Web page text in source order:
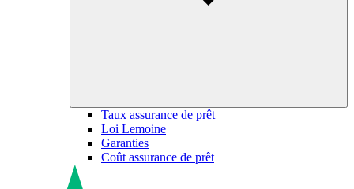
Taux assurance de prêt
Loi Lemoine
Garanties
Coût assurance de prêt